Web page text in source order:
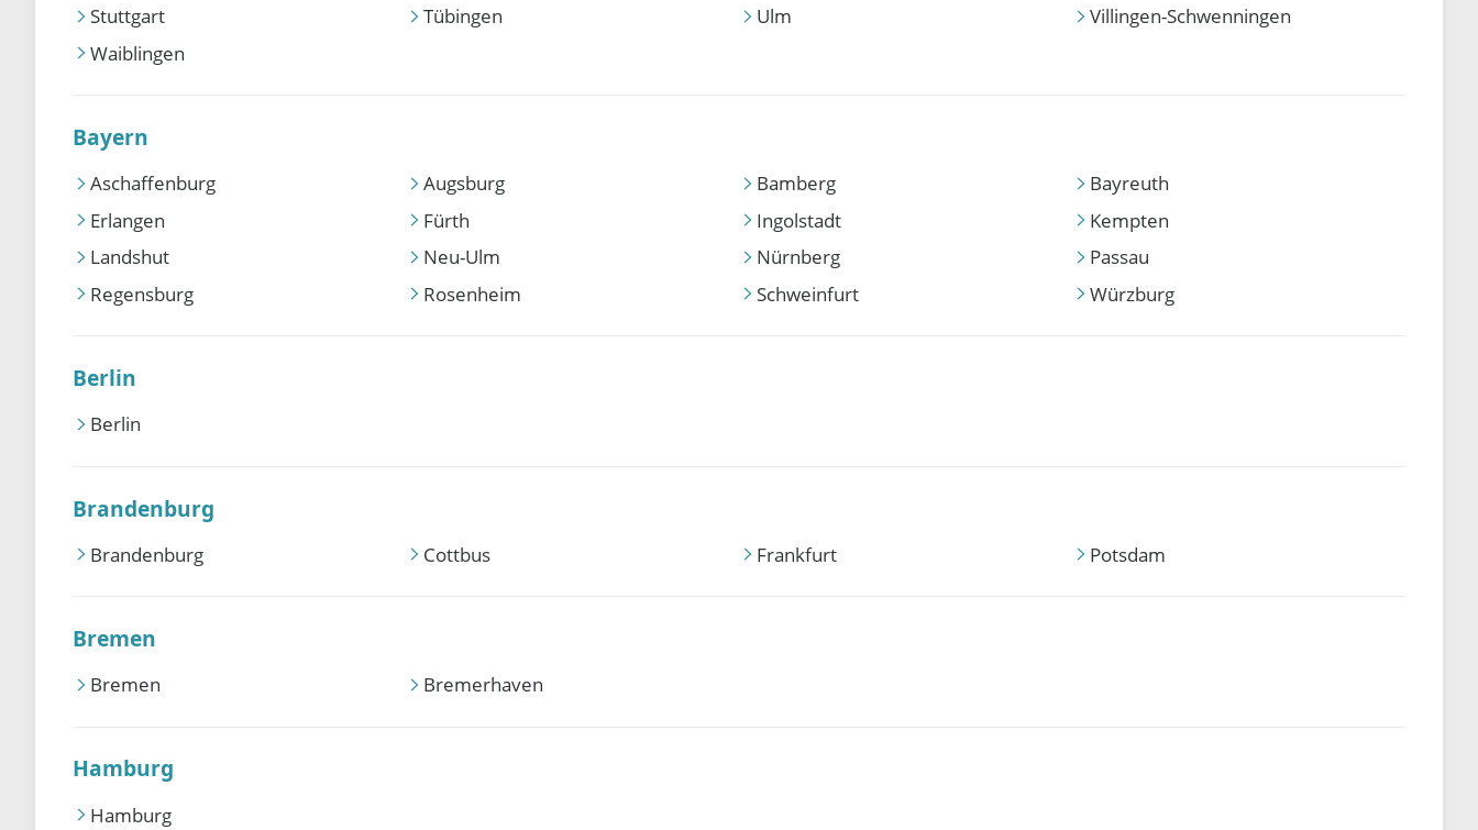
Stuttgart
Tübingen Ulm
Villingen-Schwenningen
Waiblingen
Bayern
Aschaffenburg Augsburg Bamberg
Bayreuth
Erlangen
Fürth Ingolstadt
Kempten
Landshut
Neu-Ulm Nürnberg
Passau
Regensburg
Rosenheim Schweinfurt Würzburg
Berlin
Berlin
Brandenburg
Brandenburg Cottbus Frankfurt Potsdam
Bremen
Bremen Bremerhaven
Hamburg
Hamburg